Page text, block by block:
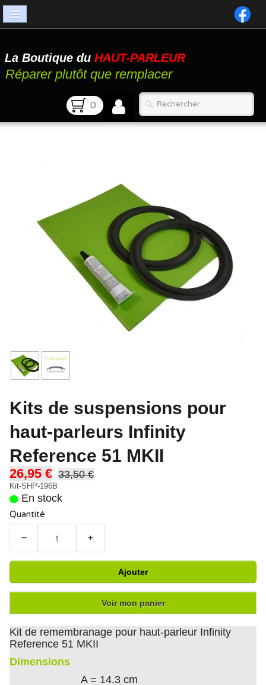
Catalogue
Atelier
La Boutique du HAUT-PARLEUR
Réparer plutôt que remplacer
0
Kits de suspensions pour
haut-parleurs Infinity
Reference 51 MKII
26,95 € 33,50 €
Kit-SHP-196B
En stock
Quantité
− +
Ajouter
Voir mon panier
Kit de remembranage pour haut-parleur Infinity
Reference 51 MKII
Dimensions
A = 14.3 cm